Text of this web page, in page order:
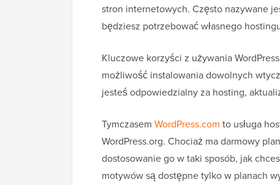
stron internetowych. Często nazywane
będziesz potrzebować własnego
Kluczowe korzyści z używania
możliwość instalowania dowolnych
jesteś odpowiedzialny za hosting,
Tymczasem WordPress.com to usługa
WordPress.org. Chociaż ma darmowy
dostosowanie go w taki sposób, jak
motywów są dostępne tylko w planach